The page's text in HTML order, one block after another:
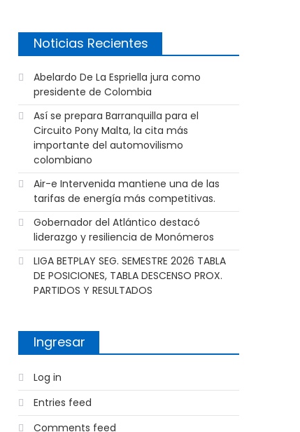
Noticias Recientes
Abelardo De La Espriella jura como
presidente de Colombia
Así se prepara Barranquilla para el
Circuito Pony Malta, la cita más
importante del automovilismo
colombiano
Air-e Intervenida mantiene una de las
tarifas de energía más competitivas.
Gobernador del Atlántico destacó
liderazgo y resiliencia de Monómeros
LIGA BETPLAY SEG. SEMESTRE 2026 TABLA
DE POSICIONES, TABLA DESCENSO PROX.
PARTIDOS Y RESULTADOS
Ingresar
Log in
Entries feed
Comments feed